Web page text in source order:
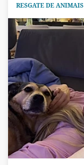
RESGATE DE ANIMAIS